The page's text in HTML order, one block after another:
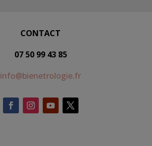
CONTACT
07 50 99 43 85
info@bienetrologie.fr